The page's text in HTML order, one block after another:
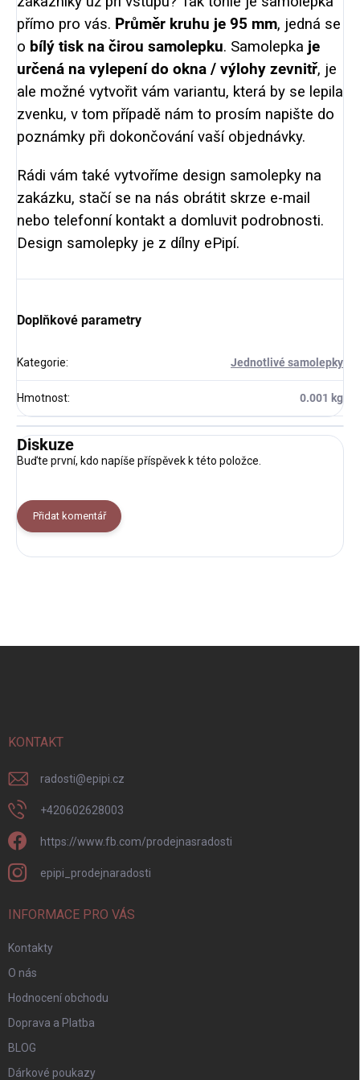
přímo pro vás. Průměr kruhu je 95 mm, jedná se
o bílý tisk na čirou samolepku. Samolepka je
určená na vylepení do okna / výlohy zevnitř, je
ale možné vytvořit vám variantu, která by se lepila
zvenku, v tom případě nám to prosím napište do
poznámky při dokončování vaší objednávky.
Rádi vám také vytvoříme design samolepky na
zakázku, stačí se na nás obrátit skrze e-mail
nebo telefonní kontakt a domluvit podrobnosti.
Design samolepky je z dílny ePipí.
Doplňkové parametry
Kategorie: Jednotlivé samolepky
Hmotnost: 0.001 kg
Diskuze
Buďte první, kdo napíše příspěvek k této položce.
Přidat komentář
KONTAKT
radosti@epipi.cz
+420602628003
https://www.fb.com/prodejnasradosti
epipi_prodejnaradosti
INFORMACE PRO VÁS
Kontakty
O nás
Hodnocení obchodu
Doprava a Platba
BLOG
Dárkové poukazy